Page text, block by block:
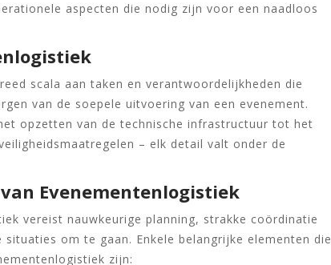
aspecten die nodig zijn voor een naadloos
scala aan taken en verantwoordelijkheden die
van de soepele uitvoering van een evenement.
opzetten van de technische infrastructuur tot het
– elk detail valt onder de
Evenementenlogistiek
vereist nauwkeurige planning, strakke coördinatie
om te gaan. Enkele belangrijke elementen die
zijn: